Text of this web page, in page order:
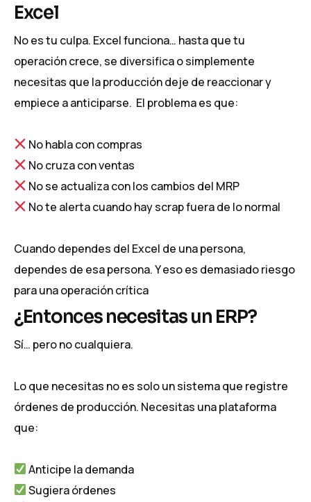
Excel
No es tu culpa. Excel funciona… hasta que tu
operación crece, se diversifica o simplemente
necesitas que la producción deje de reaccionar y
empiece a anticiparse. El problema es que:
No habla con compras
No cruza con ventas
No se actualiza con los cambios del MRP
No te alerta cuando hay scrap fuera de lo normal
Cuando dependes del Excel de una persona,
dependes de esa persona. Y eso es demasiado riesgo
para una operación crítica
¿Entonces necesitas un ERP?
Sí… pero no cualquiera.
Lo que necesitas no es solo un sistema que registre
órdenes de producción. Necesitas una plataforma
que:
Anticipe la demanda
Sugiera órdenes